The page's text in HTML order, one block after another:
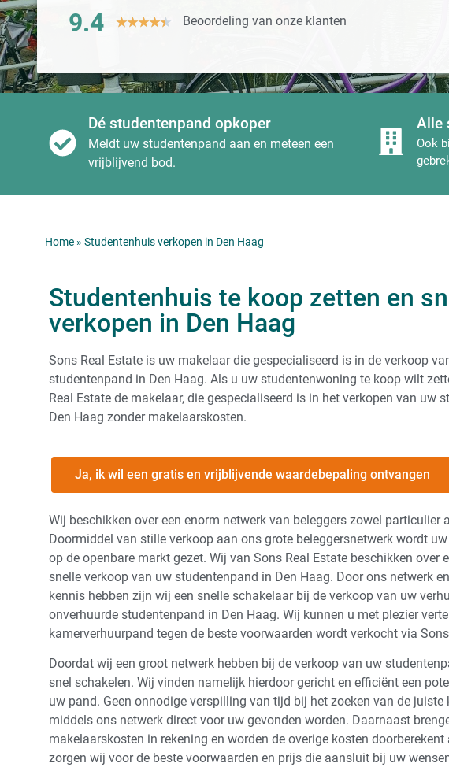
9.4 ★★★★★ Beoordeling van onze klanten
Dé studentenpand opkoper
Meldt uw studentenpand aan en meteen een
vrijblijvend bod.
Alle
Ook
Home » Studentenhuis verkopen in Den Haag
Studentenhuis te koop zetten en
verkopen in Den Haag
Sons Real Estate is uw makelaar die gespecialiseerd is in de verkoop
studentenpand in Den Haag. Als u uw studentenwoning te koop wilt
Real Estate de makelaar, die gespecialiseerd is in het verkopen van uw
Den Haag zonder makelaarskosten.
Ja, ik wil een gratis en vrijblijvende waardebepaling ontvangen
Wij beschikken over een enorm netwerk van beleggers zowel particulier
Doormiddel van stille verkoop aan ons grote beleggersnetwerk wordt
op de openbare markt gezet. Wij van Sons Real Estate beschikken over
snelle verkoop van uw studentenpand in Den Haag. Door ons netwerk
kennis hebben zijn wij een snelle schakelaar bij de verkoop van uw
onverhuurde studentenpand in Den Haag. Wij kunnen u met plezier
kamerverhuurpand tegen de beste voorwaarden wordt verkocht via
Doordat wij een groot netwerk hebben bij de verkoop van uw
snel schakelen. Wij vinden namelijk hierdoor gericht en efficiënt een
uw pand. Geen onnodige verspilling van tijd bij het zoeken van de juiste
middels ons netwerk direct voor uw gevonden worden. Daarnaast
makelaarskosten in rekening en worden de overige kosten doorberekent
zorgen wij voor de beste voorwaarden en prijs die aansluit bij uw